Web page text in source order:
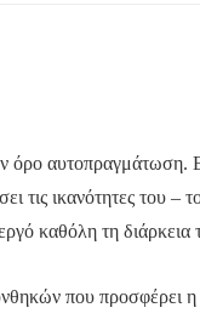
όρο αυτοπραγμάτωση.
τις ικανότητες του –
καθόλη τη διάρκεια
που προσφέρει